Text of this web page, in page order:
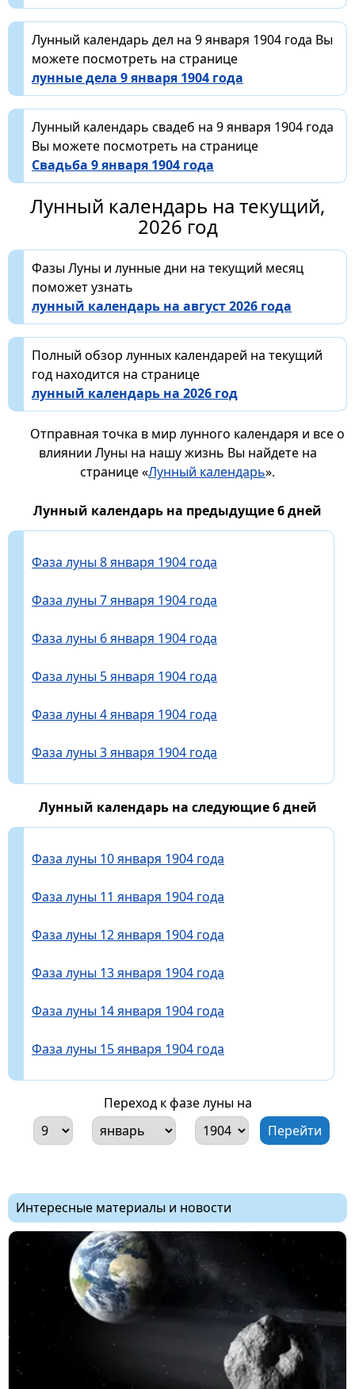
Лунный календарь дел на 9 января 1904 года Вы
можете посмотреть на странице
лунные дела 9 января 1904 года
Лунный календарь свадеб на 9 января 1904 года
Вы можете посмотреть на странице
Свадьба 9 января 1904 года
Лунный календарь на текущий,
2026 год
Фазы Луны и лунные дни на текущий месяц
поможет узнать
лунный календарь на август 2026 года
Полный обзор лунных календарей на текущий
год находится на странице
лунный календарь на 2026 год
Отправная точка в мир лунного календаря и все о
влиянии Луны на нашу жизнь Вы найдете на
странице «Лунный календарь».
Лунный календарь на предыдущие 6 дней
Фаза луны 8 января 1904 года
Фаза луны 7 января 1904 года
Фаза луны 6 января 1904 года
Фаза луны 5 января 1904 года
Фаза луны 4 января 1904 года
Фаза луны 3 января 1904 года
Лунный календарь на следующие 6 дней
Фаза луны 10 января 1904 года
Фаза луны 11 января 1904 года
Фаза луны 12 января 1904 года
Фаза луны 13 января 1904 года
Фаза луны 14 января 1904 года
Фаза луны 15 января 1904 года
Переход к фазе луны на
Интересные материалы и новости